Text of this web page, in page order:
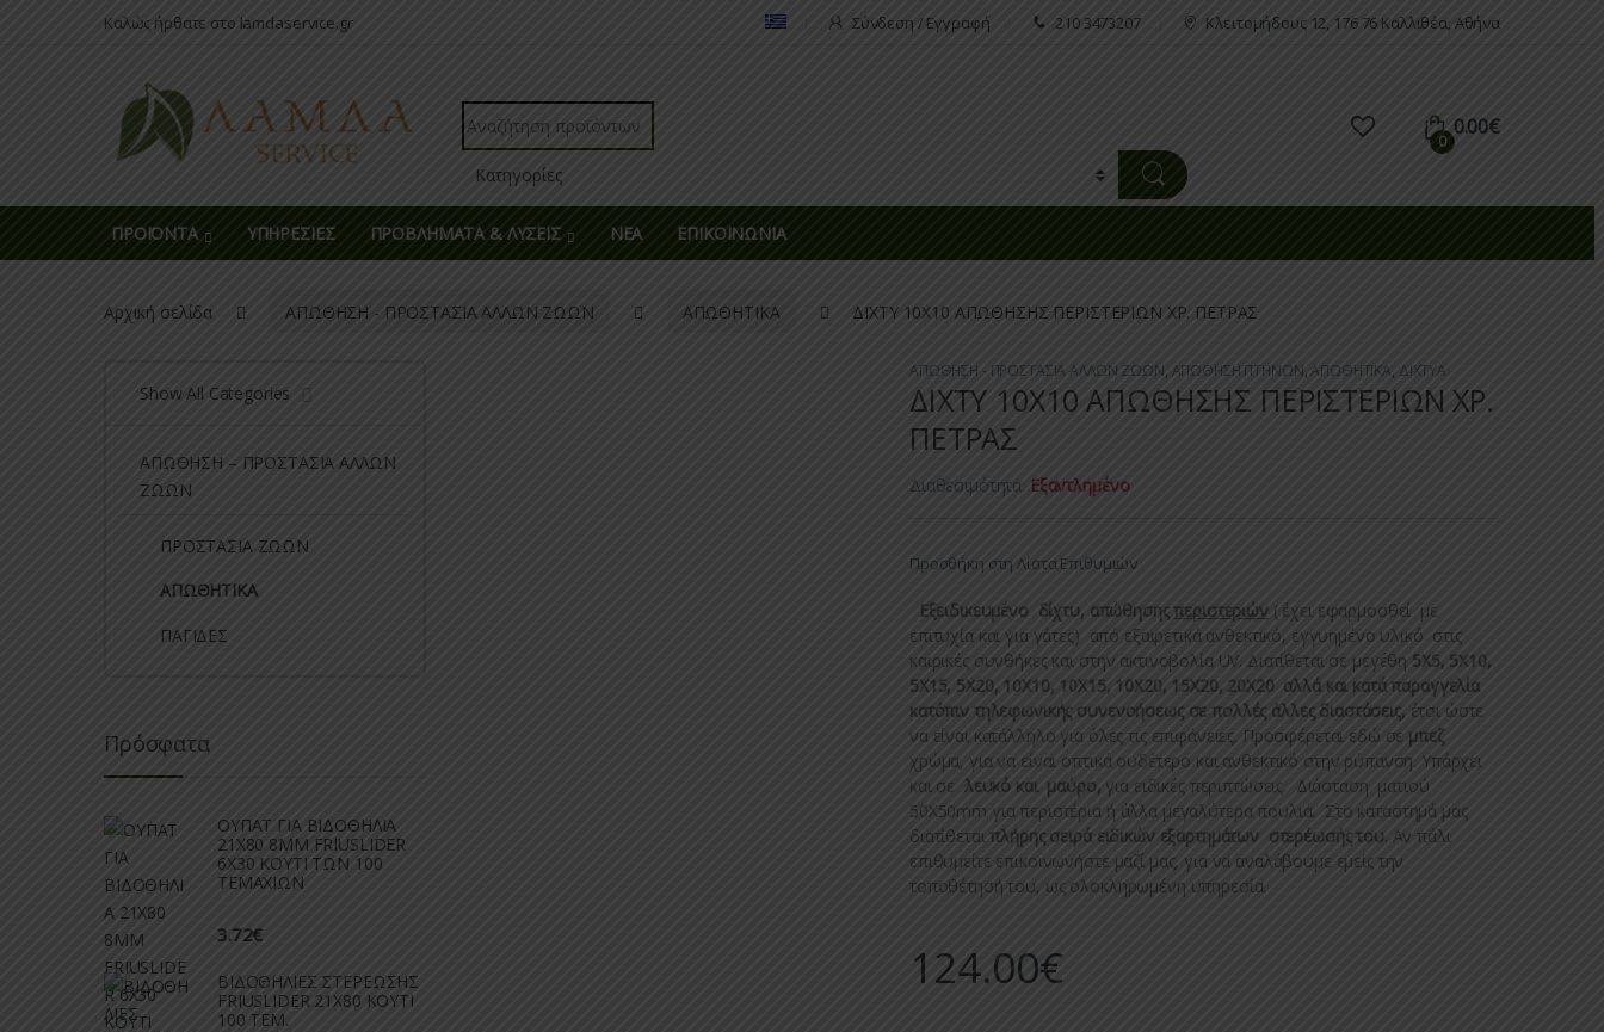
Skip to navigation
Skip to contentΚαλώς ήρθατε στο lamdaservice.gr Σύνδεση / Εγγραφή 210 3473207 Κλειτομήδους 12, 176 76 Καλλιθέα, Αθήνα
Search for:
0
0.00€
ΠΡΟΪΟΝΤΑ ΥΠΗΡΕΣΙΕΣ ΠΡΟΒΛΗΜΑΤΑ & ΛΥΣΕΙΣ ΝΕΑ ΕΠΙΚΟΙΝΩΝΙΑ
Αρχική σελίδα ΑΠΩΘΗΣΗ - ΠΡΟΣΤΑΣΙΑ ΑΛΛΩΝ ΖΩΩΝ ΑΠΩΘΗΤΙΚΑ ΔΙΧΤΥ 10Χ10 ΑΠΩΘΗΣΗΣ ΠΕΡΙΣΤΕΡΙΩΝ ΧΡ. ΠΕΤΡΑΣ
ΑΠΩΘΗΣΗ - ΠΡΟΣΤΑΣΙΑ ΑΛΛΩΝ ΖΩΩΝ, ΑΠΩΘΗΣΗ ΠΤΗΝΩΝ,ΑΠΩΘΗΤΙΚΑ, ΔΙΧΤΥΑ
ΔΙΧΤΥ 10Χ10 ΑΠΩΘΗΣΗΣ ΠΕΡΙΣΤΕΡΙΩΝ ΧΡ.
ΠΕΤΡΑΣ
Διαθεσιμότητα: Εξαντλημένο
Προσθήκη στη Λίστα Επιθυμιών
Εξειδικευμένο δίχτυ, απώθησηςπεριστεριών ( έχει εφαρμοσθεί με
επιτυχία και για γάτες) από εξαιρετικά ανθεκτικό, εγγυημένο υλικό στις
καιρικές συνθήκες και στην ακτινοβολία UV. Διατίθεται σε μεγέθη 5Χ5, 5Χ10,
5Χ15, 5Χ20, 10Χ10, 10Χ15, 10Χ20, 15Χ20, 20Χ20 αλλά και κατά παραγγελία
κατόπιν τηλεφωνικής συνενοήσεως σε πολλές άλλες διαστάσεις, έτσι ώστε
να είναι κατάλληλο για όλες τις επιφάνειες. Προσφέρεται εδώ σε μπεζ
χρώμα, για να είναι οπτικά ουδέτερο και ανθεκτικό στην ρύπανση. Υπάρχει
και σε λευκό και μαύρο, για ειδικές περιπτώσεις. Διάσταση ματιού
50Χ50mm για περιστέρια ή άλλα μεγαλύτερα πουλιά. Στο καταστημά μας
διατίθεταιπλήρης σειρά ειδικών εξαρτημάτων στερέωσής του. Αν πάλι
επιθυμείτε επικοινωνήστε μαζί μας, για να αναλάβουμε εμείς την
τοποθέτησή του, ως ολοκληρωμένη υπηρεσία.
124.00€
Show All Categories
ΑΠΩΘΗΣΗ – ΠΡΟΣΤΑΣΙΑ ΑΛΛΩΝ
ΖΩΩΝ
ΠΡΟΣΤΑΣΙΑ ΖΩΩΝ
ΑΠΩΘΗΤΙΚΑ
ΠΑΓΙΔΕΣ
Πρόσφατα
ΟΥΠΑΤ ΓΙΑ ΒΙΔΟΘΗΛΙΑ
21Χ80 8ΜΜ FRIUSLIDER
6X30 ΚΟΥΤΙ ΤΩΝ 100
ΤΕΜΑΧΙΩΝ
3.72€
ΒΙΔΟΘΗΛΙΕΣ ΣΤΕΡΕΩΣΗΣ
FRIUSLIDER 21X80 KOYTI
100 TEM.